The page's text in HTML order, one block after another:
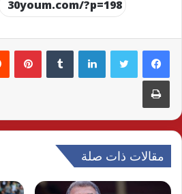
لينكدإن
طباعة
مقالات ذات صلة